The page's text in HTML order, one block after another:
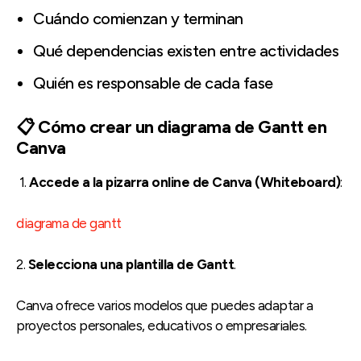
Cuándo comienzan y terminan
Qué dependencias existen entre actividades
Quién es responsable de cada fase
📋 Cómo crear un diagrama de Gantt en
Canva
1. Accede a la pizarra online de Canva (Whiteboard):
diagrama de gantt
2. Selecciona una plantilla de Gantt.
Canva ofrece varios modelos que puedes adaptar a
proyectos personales, educativos o empresariales.